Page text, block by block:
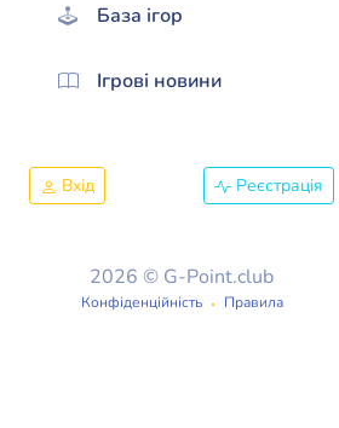
База ігор
Ігрові новини
Вхід Реєстрація
2026 © G-Point.club
Конфіденційність Правила